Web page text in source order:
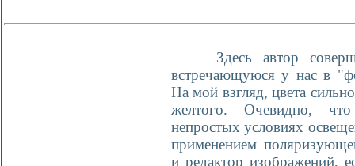
Здесь автор
встречающуюся у нас в
На мой взгляд, цвета
желтого. Очевидно,
непростых условиях
применением
и редактор изображений,